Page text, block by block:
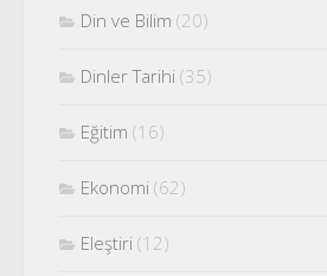
Din ve Bilim (20)
Dinler Tarihi (35)
Eğitim (16)
Ekonomi (62)
Eleştiri (12)